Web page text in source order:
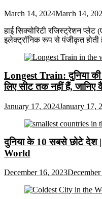
March 14, 2024March 14,
हाई सिक्योरिटी रजिस्ट्रेशन
इलेक्ट्रॉनिक रूप से पंजीकृत
Longest Train: दुनिया
लिए सीट तक ​​नहीं हैं,
January 17, 2024January 17,
दुनिया के 10 सबसे छोटे
World
December 16, 2023